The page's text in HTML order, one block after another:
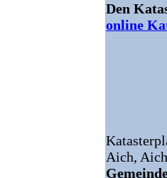
Den
online
Aich,